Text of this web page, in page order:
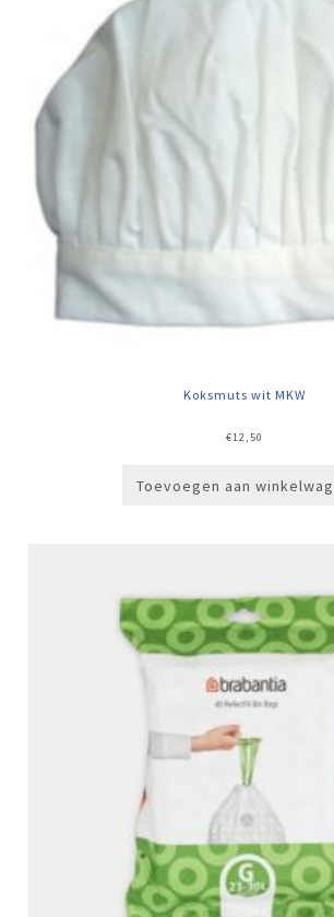
Koksmuts wit MKW
€12,50
Toevoegen aan